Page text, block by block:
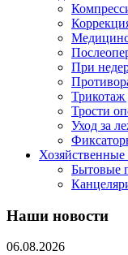
При
Трикотаж
Трости
Уход за
Бытовые
Наши новости
06.08.2026